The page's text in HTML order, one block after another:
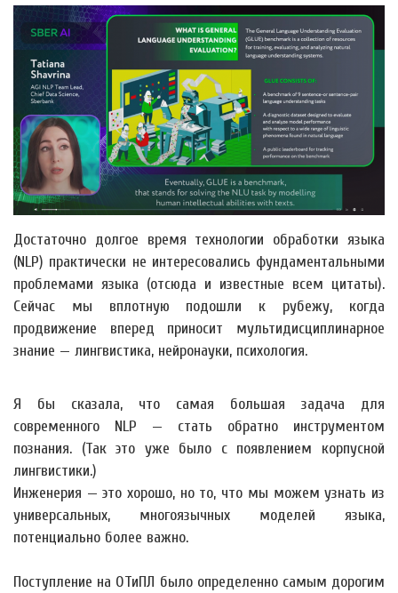
Достаточно долгое время технологии обработки языка
(NLP) практически не интересовались фундаментальными
проблемами языка (отсюда и известные всем цитаты).
Сейчас мы вплотную подошли к рубежу, когда
продвижение вперед приносит мультидисциплинарное
знание — лингвистика, нейронауки, психология.
Я бы сказала, что cамая большая задача для
современного NLP — стать обратно инструментом
познания. (Так это уже было с появлением корпусной
лингвистики.)
Инженерия — это хорошо, но то, что мы можем узнать из
универсальных, многоязычных моделей языка,
потенциально более важно.
Поступление на ОТиПЛ было определенно самым дорогим